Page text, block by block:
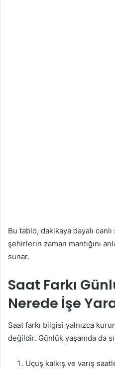
Bu tablo, dakikaya dayalı
şehirlerin zaman mantığını
sunar.
Saat Farkı
Nerede İşe
Saat farkı bilgisi yalnızca
değildir. Günlük yaşamda da
Uçuş kalkış ve varış